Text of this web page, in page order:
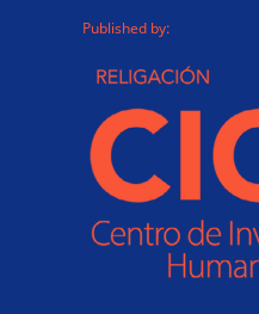
Published by: